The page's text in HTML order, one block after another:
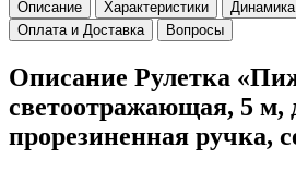
Описание
Характеристики
Оплата и Доставка
Вопросы
Описание Рулетка
светоотражающая, 5 м,
прорезиненная ручка,